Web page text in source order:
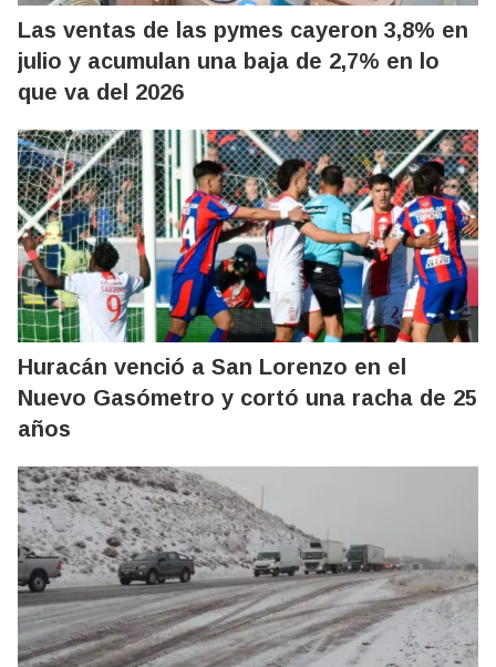
Las ventas de las pymes cayeron 3,8% en
julio y acumulan una baja de 2,7% en lo
que va del 2026
Huracán venció a San Lorenzo en el
Nuevo Gasómetro y cortó una racha de 25
años